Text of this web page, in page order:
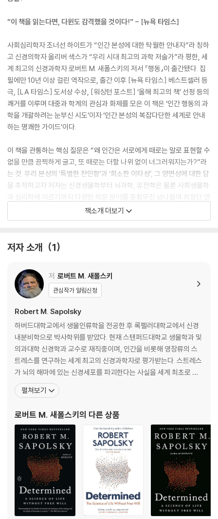
“이 책을 읽는다면, 다윈도 감격했을 것이다!” - [뉴욕 타임스]
사회심리학자 조너선 하이트가 “인간 본성에 대한 탁월한 안내자”라 칭하
고 신경의학자 올리버 색스가 “우리 시대 최고의 과학 저술가”라 평한, 세
계 최고의 신경과학자 로버트 M. 새폴스키의 저서 『행동』이 출간됐다. 집
필에만 10년 이상 걸린 역작으로, 출간 이후 [뉴욕 타임스] 베스트셀러 등
극, [LA 타임스] 도서상 수상, [워싱턴 포스트] ‘올해 최고의 책’ 선정 등의
쾌거를 이루며 대중과 학계의 관심과 화제를 모은 이 책은 ‘인간 행동의 과
학을 개괄하려는 눈부신 시도’이자 ‘인간 본성의 복잡다단한 세계로 안내
하는 명쾌한 가이드’이다.
이 책을 관통하는 핵심 질문은 “왜 인간은 서로에게 때로는 말로 표현할 수
없을 만큼 끔찍하게 굴고, 또 때로는 더할 나위 없이 너그러워지는가?”라
는 것. 우리 본성의 ‘특별한 잔인함’과 ‘희소한 이타성’, 그 양면성에 대한 답
을 추적하고자 저자는 신경생물학부터 뇌과학, 유전학은 물론 사회생물학
과 심리학에 이르기까지 다양한 학문 분야를 종횡무진 넘나들며 최첨단 연
구 결과를 일목요연하게 종합해 살펴본다. 그리고 그 이해를 기반으로 삼
아, 인간사회의 부족주의와 외국인 혐오, 위계와 경쟁, 도덕성과 자유의지,
과학 저널 『스켑틱』의 창간자 마이클 셔머가 이 책 『행동』을 “『총균쇠』 『우
극찬하고, [뉴욕 타임스]가 “이 책을 읽는다면 다윈도 감격했을 것”이라고
평가한 이유다.
mes Book Prize * One of the Washington Post's 10 Best Bo
oks of the Year
“It’s no exaggeration to say that Behave is one of the best
nonfiction books I’ve ever read.” ―David P. Barash, The W
all Street Journal
"It has my vote for science book of the year.” ―Parul Sehg
"Immensely readable, often hilarious...Hands-down one o
f the best books I’ve read in years. I loved it." ―Dina Templ
e-Raston, The Washington Post
From the bestselling author of A Primate's Memoir and the for
thcoming Determined: A Science of Life Without Free Will co
mes a landmark, genre-defining examination of human behavi
or and an answer to the question:Why do we do the things
책소개 더보기
저자 소개 1
저 로버트 M. 새폴스키
관심작가 알림신청
Robert M. Sapolsky
하버드대학교에서 생물인류학을 전공한 후 록펠러대학교에서 신경
내분비학으로 박사학위를 받았다. 현재 스탠퍼드대학교 생물학과 및
의과대학 신경학과 교수로 재직중이며, 인간을 비롯해 영장류의 스
트레스를 연구하는 세계 최고의 신경과학자로 평가받는다. 스트레스
가 뇌의 해마에 있는 신경세포를 파괴한다는 사실을 세계 최초로 입
증하며 학계에 큰 반향을 불러일으켰다. 맥아더 재단과 앨프리드 P.
슬론 재단, 국립보건원 등 수십 곳의 정부 기관과 장학재단으로부터
면, 새폴스키처럼 글을 쓸 것”이라고 했을 만큼, 톡톡 튀는
펼쳐보기
로버트 M. 새폴스키 의 다른 상품